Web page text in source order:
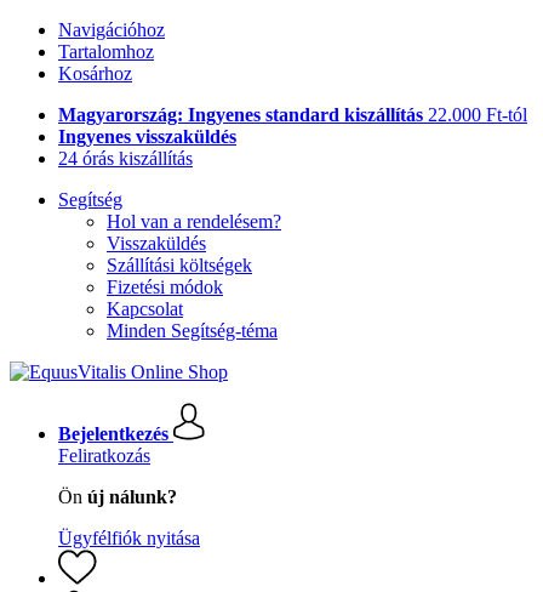
Navigációhoz
Tartalomhoz
Kosárhoz
Magyarország: Ingyenes standard kiszállítás 22.000 Ft-tól
Ingyenes visszaküldés
24 órás kiszállítás
Segítség
Hol van a rendelésem?
Visszaküldés
Szállítási költségek
Fizetési módok
Kapcsolat
Minden Segítség-téma
Bejelentkezés
Feliratkozás
Ön új nálunk?
Ügyfélfiók nyitása